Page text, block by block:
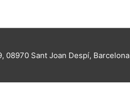
08970 Sant Joan Despí, Barcelona